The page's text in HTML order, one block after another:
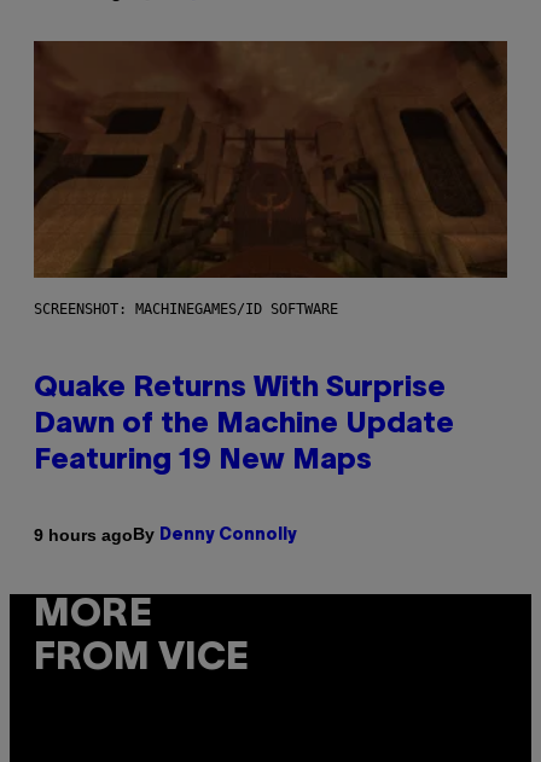
SCREENSHOT: MACHINEGAMES/ID SOFTWARE
Quake Returns With Surprise
Dawn of the Machine Update
Featuring 19 New Maps
9 hours agoBy Denny Connolly
MORE
FROM VICE